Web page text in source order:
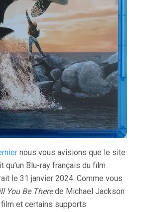
nous vous avisions que le site
qu’un Blu-ray français du film
le 31 janvier 2024. Comme vous
You Be Therede Michael Jackson
film et certains supports